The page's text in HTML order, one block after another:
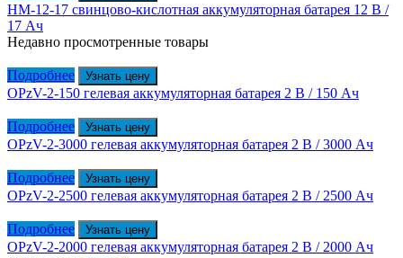
HM-12-17 cвинцово-кислотная аккумуляторная батарея 12 В /
17 Ач
Недавно просмотренные товары
Подробнее Узнать цену
OPzV-2-150 гелевая аккумуляторная батарея 2 В / 150 Ач
Подробнее Узнать цену
OPzV-2-3000 гелевая аккумуляторная батарея 2 В / 3000 Ач
Подробнее Узнать цену
OPzV-2-2500 гелевая аккумуляторная батарея 2 В / 2500 Ач
Подробнее Узнать цену
OPzV-2-2000 гелевая аккумуляторная батарея 2 В / 2000 Ач